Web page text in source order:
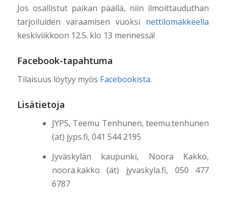
Jos osallistut paikan päällä, niin ilmoittauduthan
tarjoiluiden varaamisen vuoksi nettilomakkeella
keskiviikkoon 12.5. klo 13 mennessä!
Facebook-tapahtuma
Tilaisuus löytyy myös Facebookista.
Lisätietoja
JYPS, Teemu Tenhunen, teemu.tenhunen
(ät) jyps.fi, 041 544 2195
Jyväskylän kaupunki, Noora Kakko,
noora.kakko (ät) jyvaskyla.fi, 050 477
6787